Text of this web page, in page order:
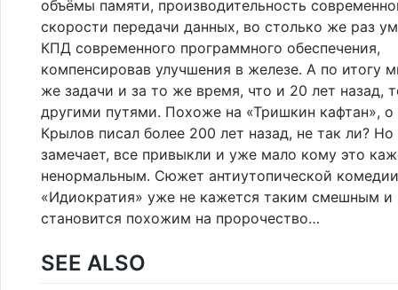
объёмы памяти, производительность
скорости передачи данных, во столько же раз
КПД современного программного обеспечения,
компенсировав улучшения в железе. А по итогу
же задачи и за то же время, что и 20 лет назад,
другими путями. Похоже на «Тришкин кафтан»,
Крылов писал более 200 лет назад, не так ли?
замечает, все привыкли и уже мало кому это
ненормальным. Сюжет антиутопической комедии
«Идиократия» уже не кажется таким смешным и
становится похожим на пророчество…
SEE ALSO